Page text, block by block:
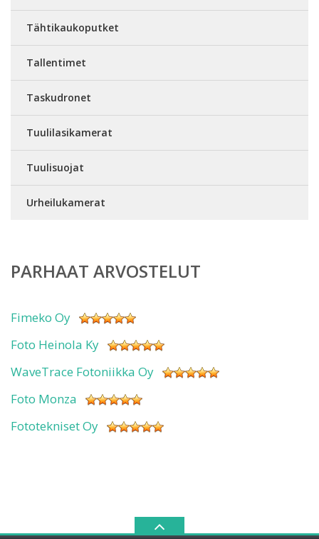
Tähtikaukoputket
Tallentimet
Taskudronet
Tuulilasikamerat
Tuulisuojat
Urheilukamerat
PARHAAT ARVOSTELUT
Fimeko Oy
Foto Heinola Ky
WaveTrace Fotoniikka Oy
Foto Monza
Fototekniset Oy